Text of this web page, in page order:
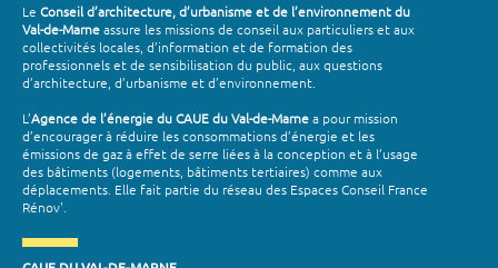
Le Conseil d’architecture, d’urbanisme et de l’environnement du
Val-de-Marneassure les missions de conseil aux particuliers et aux
collectivités locales, d’information et de formation des
professionnels et de sensibilisation du public, aux questions
d’architecture, d’urbanisme et d’environnement.
L’Agence de l’énergie du CAUE du Val-de-Marnea pour mission
d’encourager à réduire les consommations d’énergie et les
émissions de gaz à effet de serre liées à la conception et à l’usage
des bâtiments (logements, bâtiments tertiaires) comme aux
déplacements. Elle fait partie du réseau des Espaces Conseil France
Rénov'.